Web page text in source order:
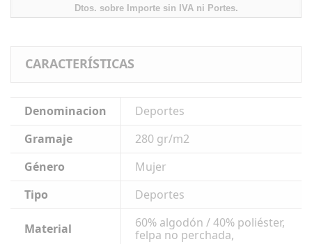
Dtos. sobre Importe sin IVA ni Portes.
CARACTERÍSTICAS
Denominacion
Deportes
Gramaje
280 gr/m2
Género
Mujer
Tipo
Deportes
Material
60% algodón / 40% poliéster,
felpa no perchada,